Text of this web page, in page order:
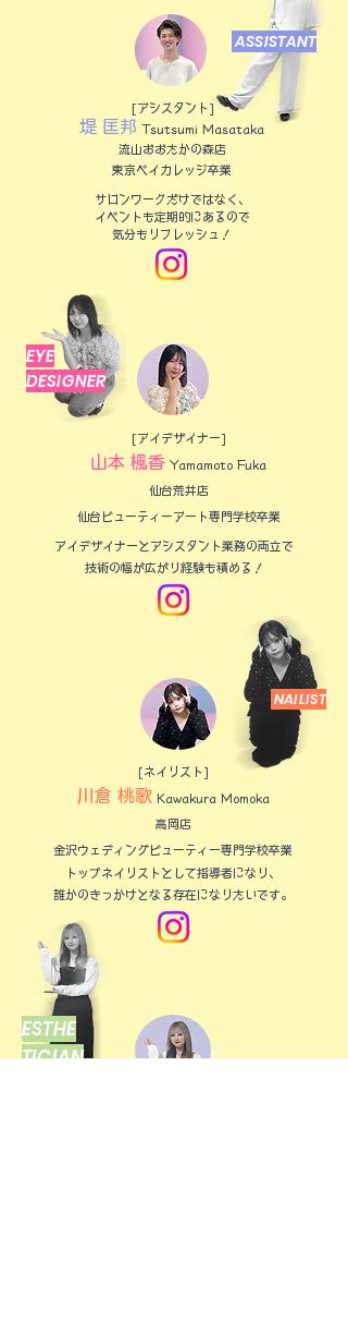
ASSISTANT
[アシスタント]
堤 匡邦 ​Tsutsumi Masataka
流山おおたかの森店
東京ベイカレッジ卒業
サロンワークだけではなく、
イベントも定期的にあるので
気分もリフレッシュ！
EYE
DESIGNER
[アイデザイナー]
山本 楓香 ​Yamamoto Fuka
仙台荒井店
仙台ビューティーアート専門学校卒業
​アイデザイナーとアシスタント業務の両立で
技術の幅が広がり経験も積める！
NAILIST
[ネイリスト]
川倉 桃歌 Kawakura​ Momoka
高岡店
金沢ウェディングビューティー専門学校卒業
トップネイリストとして指導者になり、
​誰かのきっかけとなる存在になりたいです。
ESTHE
TICIAN